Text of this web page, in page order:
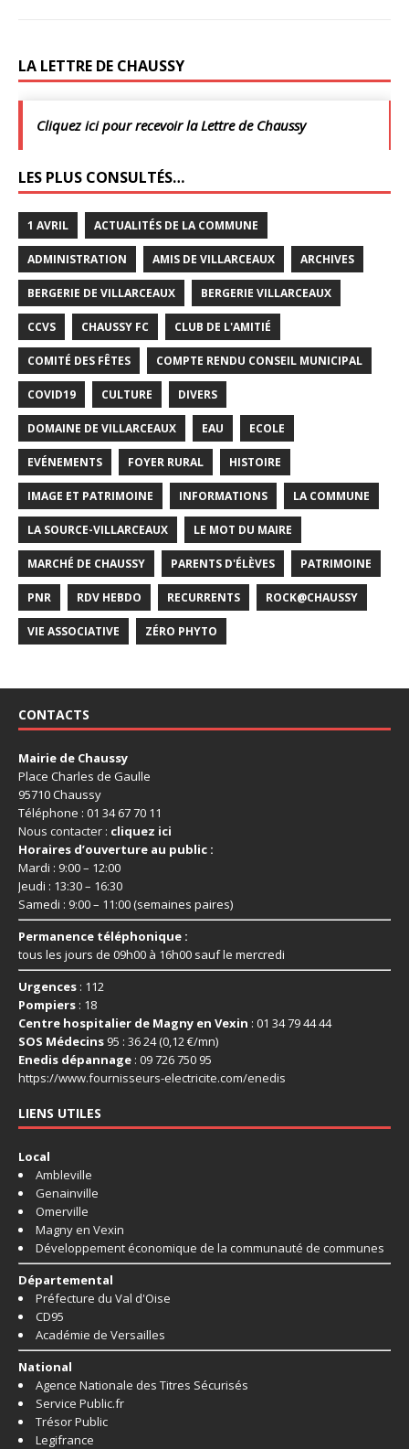
LA LETTRE DE CHAUSSY
Cliquez ici pour recevoir la Lettre de Chaussy
LES PLUS CONSULTÉS…
1 AVRIL ACTUALITÉS DE LA COMMUNE
ADMINISTRATION AMIS DE VILLARCEAUX ARCHIVES
BERGERIE DE VILLARCEAUX BERGERIE VILLARCEAUX
CCVS CHAUSSY FC CLUB DE L'AMITIÉ
COMITÉ DES FÊTES COMPTE RENDU CONSEIL MUNICIPAL
COVID19 CULTURE DIVERS
DOMAINE DE VILLARCEAUX EAU ECOLE
EVÉNEMENTS FOYER RURAL HISTOIRE
IMAGE ET PATRIMOINE INFORMATIONS LA COMMUNE
LA SOURCE-VILLARCEAUX LE MOT DU MAIRE
MARCHÉ DE CHAUSSY PARENTS D'ÉLÈVES PATRIMOINE
PNR RDV HEBDO RECURRENTS ROCK@CHAUSSY
VIE ASSOCIATIVE ZÉRO PHYTO
CONTACTS
Mairie de Chaussy
Place Charles de Gaulle
95710 Chaussy
Téléphone : 01 34 67 70 11
Nous contacter : cliquez ici
Horaires d’ouverture au public :
Mardi : 9:00 – 12:00
Jeudi : 13:30 – 16:30
Samedi : 9:00 – 11:00 (semaines paires)
Permanence téléphonique :
tous les jours de 09h00 à 16h00 sauf le mercredi
Urgences : 112
Pompiers : 18
Centre hospitalier de Magny en Vexin : 01 34 79 44 44
SOS Médecins 95 : 36 24 (0,12 €/mn)
Enedis dépannage : 09 726 750 95
https://www.fournisseurs-electricite.com/enedis
LIENS UTILES
Local
Ambleville
Genainville
Omerville
Magny en Vexin
Développement économique de la communauté de communes
Départemental
Préfecture du Val d'Oise
CD95
Académie de Versailles
National
Agence Nationale des Titres Sécurisés
Service Public.fr
Trésor Public
Legifrance